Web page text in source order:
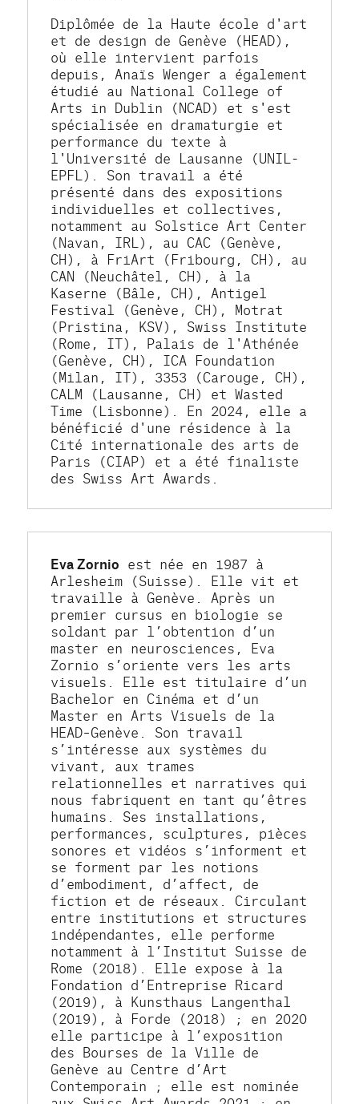
Diplômée de la Haute école d'art
et de design de Genève (HEAD),
où elle intervient parfois
depuis, Anaïs Wenger a également
étudié au National College of
Arts in Dublin (NCAD) et s'est
spécialisée en dramaturgie et
performance du texte à
l'Université de Lausanne (UNIL-
EPFL). Son travail a été
présenté dans des expositions
individuelles et collectives,
notamment au Solstice Art Center
(Navan, IRL), au CAC (Genève,
CH), à FriArt (Fribourg, CH), au
CAN (Neuchâtel, CH), à la
Kaserne (Bâle, CH), Antigel
Festival (Genève, CH), Motrat
(Pristina, KSV), Swiss Institute
(Rome, IT), Palais de l'Athénée
(Genève, CH), ICA Foundation
(Milan, IT), 3353 (Carouge, CH),
CALM (Lausanne, CH) et Wasted
Time (Lisbonne). En 2024, elle a
bénéficié d'une résidence à la
Cité internationale des arts de
Paris (CIAP) et a été finaliste
des Swiss Art Awards.
Eva Zornio est née en 1987 à
Arlesheim (Suisse). Elle vit et
travaille à Genève. Après un
premier cursus en biologie se
soldant par l’obtention d’un
master en neurosciences, Eva
Zornio s’oriente vers les arts
visuels. Elle est titulaire d’un
Bachelor en Cinéma et d’un
Master en Arts Visuels de la
HEAD–Genève. Son travail
s’intéresse aux systèmes du
vivant, aux trames
relationnelles et narratives qui
nous fabriquent en tant qu’êtres
humains. Ses installations,
performances, sculptures, pièces
sonores et vidéos s’informent et
se forment par les notions
d’embodiment, d’affect, de
fiction et de réseaux. Circulant
entre institutions et structures
indépendantes, elle performe
notamment à l’Institut Suisse de
Rome (2018). Elle expose à la
Fondation d’Entreprise Ricard
(2019), à Kunsthaus Langenthal
(2019), à Forde (2018) ; en 2020
elle participe à l’exposition
des Bourses de la Ville de
Genève au Centre d’Art
Contemporain ; elle est nominée